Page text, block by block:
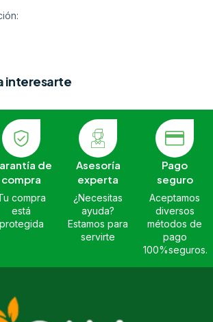
interesarte
de
compra
compra
está
protegida
Asesoría
experta
¿Necesitas
ayuda?
Estamos para
servirte
Pago
seguro
Aceptamos
diversos
métodos de
pago
100%seguros.